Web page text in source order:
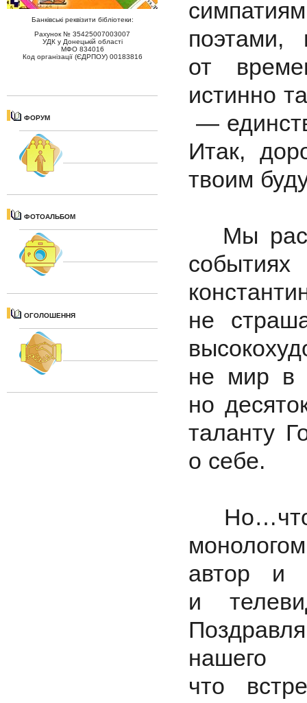
Банківські реквізити бібліотеки:
Рахунок № 35425007003007
УДК у Донецькій області
МФО 834016
Код організації (ЄДРПОУ) 00183816
ФОРУМ
ФОТОАЛЬБОМ
ОГОЛОШЕННЯ
от
истинно
—
Итак,
твоим
Мы
не
не мир в
но
таланту
о себе.
автор и
и
нашего
что